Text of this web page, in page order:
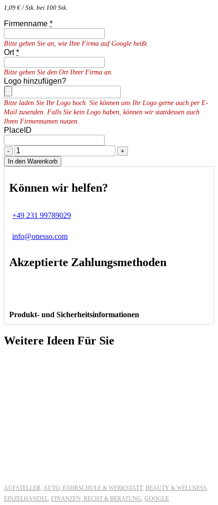
1,09 €/ Stk. bei 100 Stk.
Firmenname *
Bitte geben Sie an, wie Ihre Firma auf Google heißt.
Ort *
Bitte geben Sie den Ort Ihrer Firma an.
Logo hinzufügen?
Bitte laden Sie Ihr Logo hoch. Sie können uns Ihr Logo gerne auch per E-
Mail zusenden. Falls Sie kein Logo haben, können wir stattdessen auch
Ihren Firmennamen nutzen.
PlaceID
-
+
In den Warenkorb
Können wir helfen?
+49 231 99789029
info@onesso.com
Akzeptierte Zahlungsmethoden
Produkt- und Sicherheitsinformationen
Weitere Ideen Für Sie
AUFSTELLER AUTO, FAHRSCHULE & WERKSTATT BEAUTY & WELLNESS
EINZELHANDEL FINANZEN, RECHT & BERATUNG GOOGLE